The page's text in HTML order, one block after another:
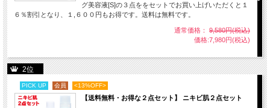
グ美容液[S]の３点ををセットでお買い上げいただくと１
６％割引となり、１,６００円もお得です。送料は無料です。
通常価格： 9,580円(税込)
価格:7,980円(税込)
2位
PICK UP 会員 <13%OFF>
【送料無料・お得な２点セット】 ニキビ肌２点セット